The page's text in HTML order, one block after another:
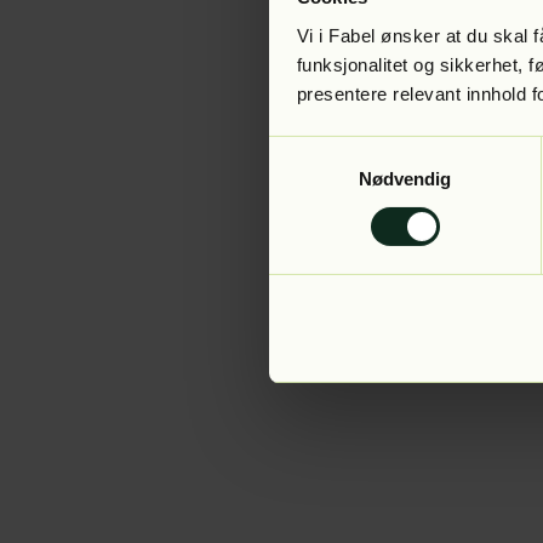
Vi i Fabel ønsker at du skal
funksjonalitet og sikkerhet,
presentere relevant innhold
Nødvendig
Application